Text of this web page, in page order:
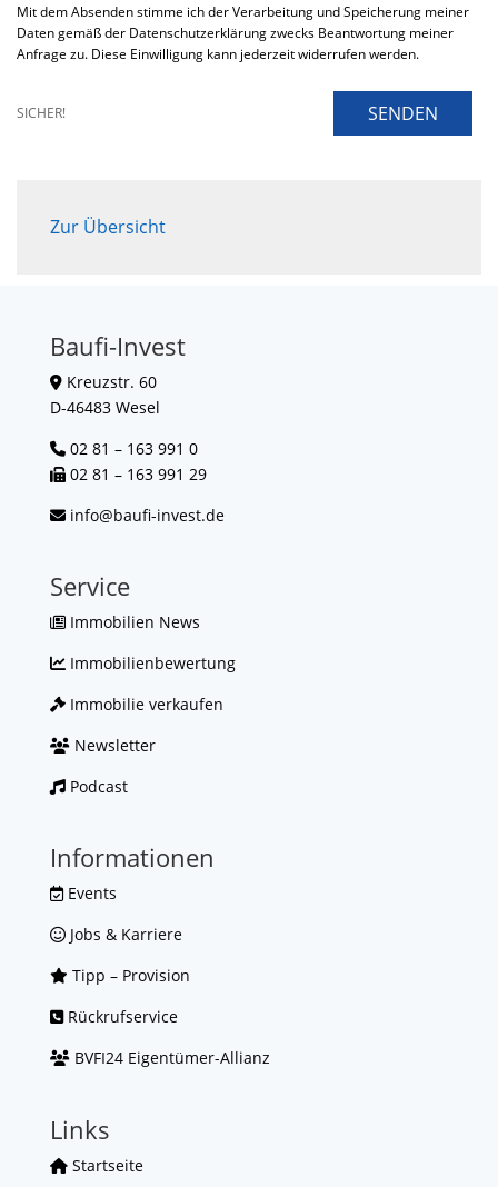
Mit dem Absenden stimme ich der Verarbeitung und Speicherung meiner
Daten gemäß der Datenschutzerklärung zwecks Beantwortung meiner
Anfrage zu. Diese Einwilligung kann jederzeit widerrufen werden.
SICHER! SENDEN
Zur Übersicht
Baufi-Invest
Kreuzstr. 60
D-46483 Wesel
02 81 – 163 991 0
02 81 – 163 991 29
info@baufi-invest.de
Service
Immobilien News
Immobilienbewertung
Immobilie verkaufen
Newsletter
Podcast
Informationen
Events
Jobs & Karriere
Tipp – Provision
Rückrufservice
BVFI24 Eigentümer-Allianz
Links
Startseite